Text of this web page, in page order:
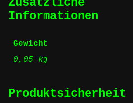
Informationen
Gewicht
0,05 kg
Produktsicherheit